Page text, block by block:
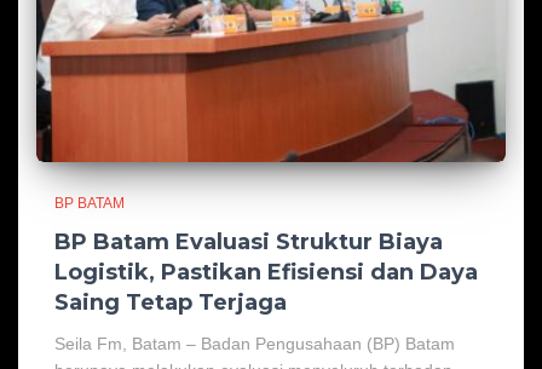
BP BATAM
BP Batam Evaluasi Struktur Biaya
Logistik, Pastikan Efisiensi dan Daya
Saing Tetap Terjaga
Seila Fm, Batam – Badan Pengusahaan (BP) Batam